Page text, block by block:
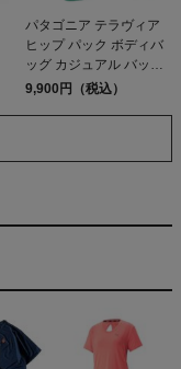
パタゴニア テラヴィア
ヒップ パック ボディバ
ッグ カジュアル バッグ
鞄 ウェストバッグ ショ
9,900円（税込）